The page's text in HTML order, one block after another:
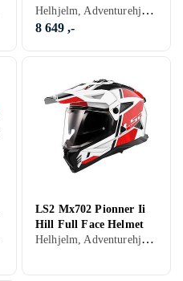
Helhjelm, Adventurehjelmer, Crosshjelmer, Visir, Sort, Hvit, Sølv, Grå, Brun, Blå, Rød, Gul, Oransje, Gull, Grønn, Beige
8 649 ,-
LS2 Mx702 Pionner Ii
Hill Full Face Helmet
Helhjelm, Adventurehjelmer, Sort, Hvit, Rød